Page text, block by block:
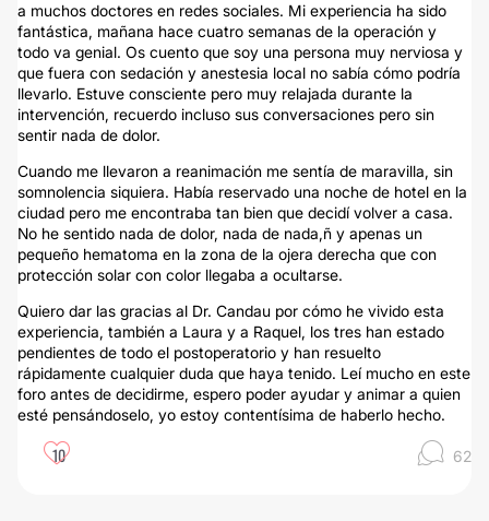
a muchos doctores en redes sociales. Mi experiencia ha sido
fantástica, mañana hace cuatro semanas de la operación y
todo va genial. Os cuento que soy una persona muy nerviosa y
que fuera con sedación y anestesia local no sabía cómo podría
llevarlo. Estuve consciente pero muy relajada durante la
intervención, recuerdo incluso sus conversaciones pero sin
sentir nada de dolor.
Cuando me llevaron a reanimación me sentía de maravilla, sin
somnolencia siquiera. Había reservado una noche de hotel en la
ciudad pero me encontraba tan bien que decidí volver a casa.
No he sentido nada de dolor, nada de nada,ñ y apenas un
pequeño hematoma en la zona de la ojera derecha que con
protección solar con color llegaba a ocultarse.
Quiero dar las gracias al Dr. Candau por cómo he vivido esta
experiencia, también a Laura y a Raquel, los tres han estado
pendientes de todo el postoperatorio y han resuelto
rápidamente cualquier duda que haya tenido. Leí mucho en este
foro antes de decidirme, espero poder ayudar y animar a quien
esté pensándoselo, yo estoy contentísima de haberlo hecho.
10 62